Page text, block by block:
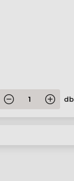
db